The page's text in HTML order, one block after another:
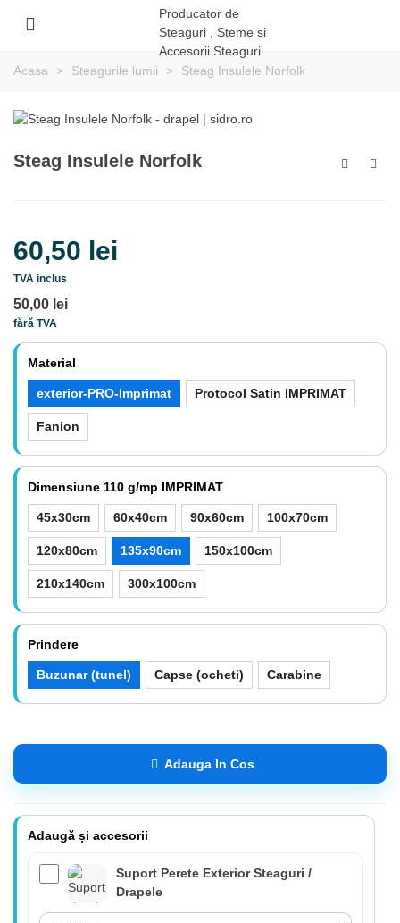
Acasa > Steagurile lumii > Steag Insulele Norfolk
Steag Insulele Norfolk
60,50 lei
TVA inclus
50,00 lei
fără TVA
Material
exterior-PRO-Imprimat Protocol Satin IMPRIMAT
Fanion
Dimensiune 110 g/mp IMPRIMAT
45x30cm 60x40cm 90x60cm 100x70cm
120x80cm 135x90cm 150x100cm
210x140cm 300x100cm
Prindere
Buzunar (tunel) Capse (ocheti) Carabine
Adauga In Cos
Adaugă și accesorii
Suport Perete Exterior Steaguri /
Drapele